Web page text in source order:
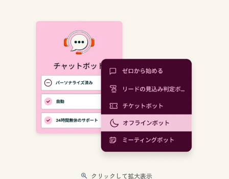
クリックして拡大表示